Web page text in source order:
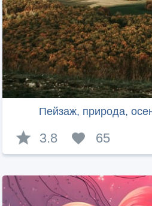
Пейзаж, природа,
3.8 65